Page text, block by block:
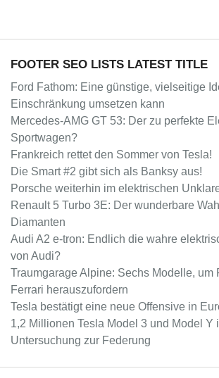
FOOTER SEO LISTS LATEST TITLE
Ford Fathom: Eine günstige, vielseitige
Einschränkung umsetzen kann
Mercedes-AMG GT 53: Der zu perfekte
Sportwagen?
Frankreich rettet den Sommer von Tesla!
Die Smart #2 gibt sich als Banksy aus!
Porsche weiterhin im elektrischen
Renault 5 Turbo 3E: Der wunderbare
Diamanten
Audi A2 e-tron: Endlich die wahre
von Audi?
Traumgarage Alpine: Sechs Modelle, um
Ferrari herauszufordern
Tesla bestätigt eine neue Offensive in
1,2 Millionen Tesla Model 3 und Model Y
Untersuchung zur Federung